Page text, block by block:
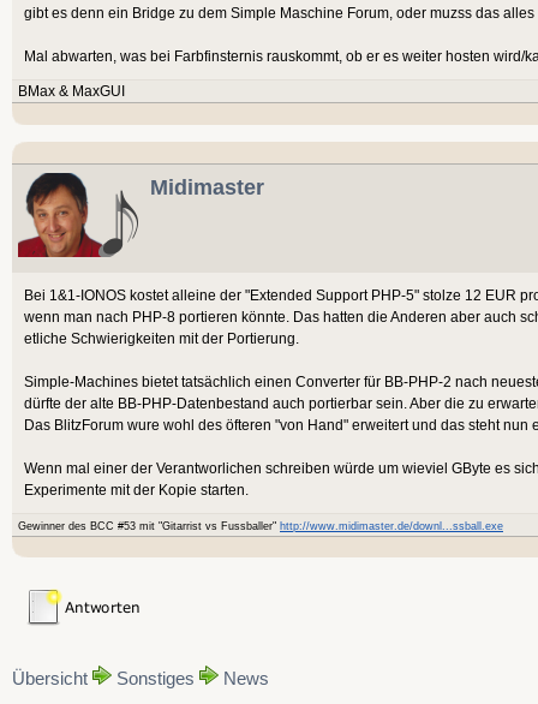
gibt es denn ein Bridge zu dem Simple Maschine Forum, oder muzss das
Mal abwarten, was bei Farbfinsternis rauskommt, ob er es weiter hosten wird/
BMax & MaxGUI
Midimaster
Bei 1&1-IONOS kostet alleine der "Extended Support PHP-5" stolze 12 EUR
wenn man nach PHP-8 portieren könnte. Das hatten die Anderen aber auch
etliche Schwierigkeiten mit der Portierung.
Simple-Machines bietet tatsächlich einen Converter für BB-PHP-2 nach
dürfte der alte BB-PHP-Datenbestand auch portierbar sein. Aber die zu
Das BlitzForum wure wohl des öfteren "von Hand" erweitert und das steht nun
Wenn mal einer der Verantworlichen schreiben würde um wieviel GByte es
Experimente mit der Kopie starten.
Gewinner des BCC #53 mit "Gitarrist vs Fussballer" http://www.midimaster.de/downl...ssball.exe
Übersicht Sonstiges News